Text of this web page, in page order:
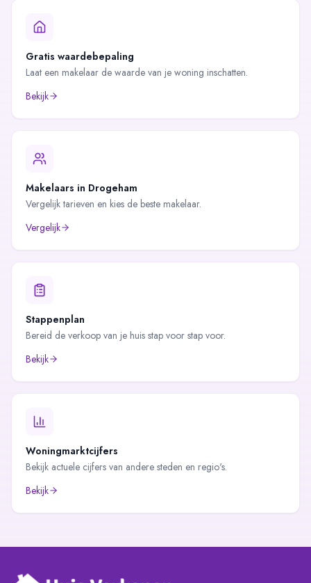
Gratis waardebepaling
Laat een makelaar de waarde van je woning inschatten.
Bekijk
Makelaars in Drogeham
Vergelijk tarieven en kies de beste makelaar.
Vergelijk
Stappenplan
Bereid de verkoop van je huis stap voor stap voor.
Bekijk
Woningmarktcijfers
Bekijk actuele cijfers van andere steden en regio's.
Bekijk